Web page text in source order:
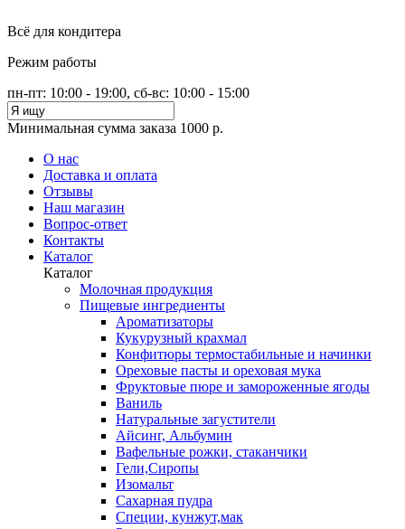
Всё для кондитера
Режим работы
пн-пт: 10:00 - 19:00, сб-вс: 10:00 - 15:00
Минимальная сумма заказа 1000 р.
О нас
Доставка и оплата
Отзывы
Наш магазин
Вопрос-ответ
Контакты
Каталог
Каталог
Молочная продукция
Пищевые ингредиенты
Ароматизаторы
Кукурузный крахмал
Конфитюры термостабильные и начинки
Ореховые пасты и ореховая мука
Фруктовые пюре и замороженные ягоды
Ваниль
Натуральные загустители
Айсинг, Альбумин
Вафельные рожки, стаканчики
Гели,Сиропы
Изомальт
Сахарная пудра
Специи, кунжут,мак